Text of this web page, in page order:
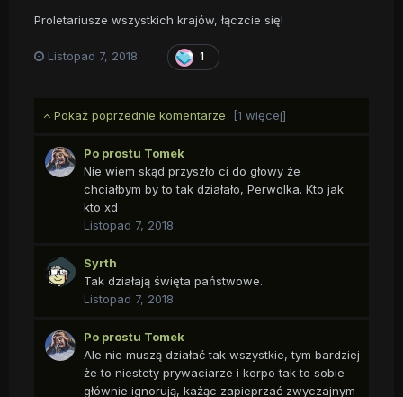
Proletariusze wszystkich krajów, łączcie się!
Listopad 7, 2018 1
Pokaż poprzednie komentarze [1 więcej]
Po prostu Tomek
Nie wiem skąd przyszło ci do głowy że
chciałbym by to tak działało, Perwolka. Kto jak
kto xd
Listopad 7, 2018
Syrth
Tak działają święta państwowe.
Listopad 7, 2018
Po prostu Tomek
Ale nie muszą działać tak wszystkie, tym bardziej
że to niestety prywaciarze i korpo tak to sobie
głównie ignorują, każąc zapieprzać zwyczajnym